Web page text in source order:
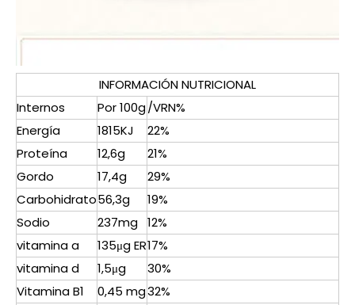
INFORMACIÓN NUTRICIONAL
Internos
Por 100g/VRN%
Energía
1815KJ
22%
Proteína
12,6g
21%
Gordo
17,4g
29%
Carbohidrato56,3g
19%
Sodio
237mg 12%
vitamina a
135μg ER17%
vitamina d
1,5μg
30%
Vitamina B1
0,45 mg32%